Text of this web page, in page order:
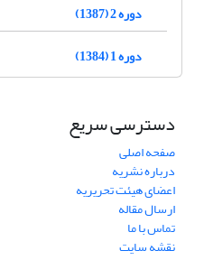
دوره 2 (1387)
دوره 1 (1384)
دسترسی سریع
صفحه اصلی
درباره نشریه
اعضای هیئت تحریریه
ارسال مقاله
تماس با ما
نقشه سایت